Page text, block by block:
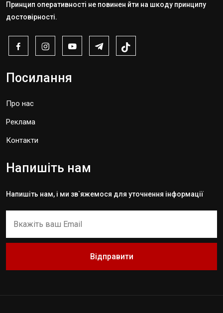
Принцип оперативності не повинен йти на шкоду принципу
достовірності.
Посилання
Про нас
Реклама
Контакти
Напишіть нам
Напишіть нам, і ми зв`яжемося для уточнення інформації
Відправити